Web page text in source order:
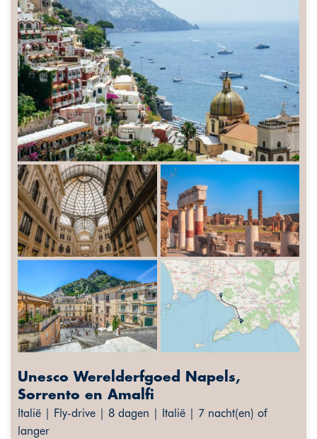
Unesco Werelderfgoed Napels,
Sorrento en Amalfi
Italië | Fly-drive | 8 dagen | Italië | 7 nacht(en) of
langer